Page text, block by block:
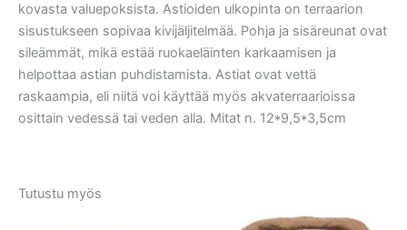
kovasta valuepoksista. Astioiden ulkopinta on terraarion
sisustukseen sopivaa kivijäljitelmää. Pohja ja sisäreunat ovat
sileämmät, mikä estää ruokaeläinten karkaamisen ja
helpottaa astian puhdistamista. Astiat ovat vettä
raskaampia, eli niitä voi käyttää myös akvaterraarioissa
osittain vedessä tai veden alla. Mitat n. 12*9,5*3,5cm
Tutustu myös